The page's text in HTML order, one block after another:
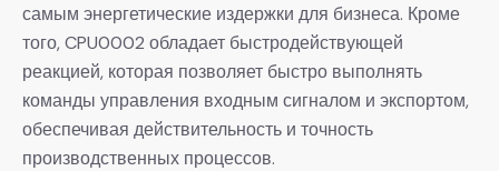
самым энергетические издержки для бизнеса. Кроме
того, CPU0002 обладает быстродействующей
реакцией, которая позволяет быстро выполнять
команды управления входным сигналом и экспортом,
обеспечивая действительность и точность
производственных процессов.